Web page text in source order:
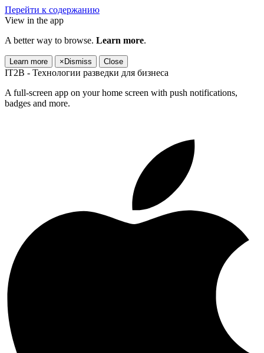
Перейти к содержанию
View in the app
A better way to browse. Learn more.
Learn more × Dismiss Close
IT2B - Технологии разведки для бизнеса
A full-screen app on your home screen with push notifications,
badges and more.